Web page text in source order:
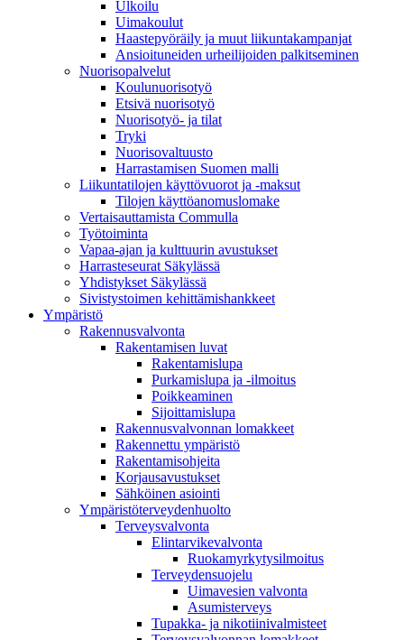
Ulkoilu
Uimakoulut
Haastepyöräily ja muut liikuntakampanjat
Ansioituneiden urheilijoiden palkitseminen
Nuorisopalvelut
Koulunuorisotyö
Etsivä nuorisotyö
Nuorisotyö- ja tilat
Tryki
Nuorisovaltuusto
Harrastamisen Suomen malli
Liikuntatilojen käyttövuorot ja -maksut
Tilojen käyttöanomuslomake
Vertaisauttamista Commulla
Työtoiminta
Vapaa-ajan ja kulttuurin avustukset
Harrasteseurat Säkylässä
Yhdistykset Säkylässä
Sivistystoimen kehittämishankkeet
Ympä­ristö
Rakennusvalvonta
Rakentamisen luvat
Rakentamislupa
Purkamislupa ja -ilmoitus
Poikkeaminen
Sijoittamislupa
Rakennusvalvonnan lomakkeet
Rakennettu ympäristö
Rakentamisohjeita
Korjausavustukset
Sähköinen asiointi
Ympäristöterveydenhuolto
Terveysvalvonta
Elintarvikevalvonta
Ruokamyrkytysilmoitus
Terveydensuojelu
Uimavesien valvonta
Asumisterveys
Tupakka- ja nikotiinivalmisteet